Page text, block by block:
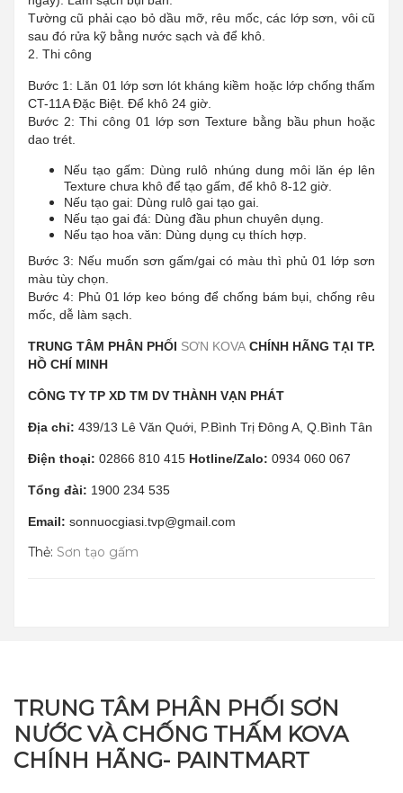
Tường cũ phải cạo bỏ dầu mỡ, rêu mốc, các lớp sơn, vôi cũ
sau đó rửa kỹ bằng nước sạch và để khô.
2. Thi công
Bước 1: Lăn 01 lớp sơn lót kháng kiềm hoặc lớp chống thấm
CT-11A Đặc Biệt. Để khô 24 giờ.
Bước 2: Thi công 01 lớp sơn Texture bằng bầu phun hoặc
dao trét.
Nếu tạo gấm: Dùng rulô nhúng dung môi lăn ép lên
Texture chưa khô để tạo gấm, để khô 8-12 giờ.
Nếu tạo gai: Dùng rulô gai tạo gai.
Nếu tạo gai đá: Dùng đầu phun chuyên dụng.
Nếu tạo hoa văn: Dùng dụng cụ thích hợp.
Bước 3: Nếu muốn sơn gấm/gai có màu thì phủ 01 lớp sơn
màu tùy chọn.
Bước 4: Phủ 01 lớp keo bóng để chống bám bụi, chống rêu
mốc, dễ làm sạch.
TRUNG TÂM PHÂN PHỐI SƠN KOVA CHÍNH HÃNG TẠI TP.
HỒ CHÍ MINH
CÔNG TY TP XD TM DV THÀNH VẠN PHÁT
Địa chỉ: 439/13 Lê Văn Quới, P.Bình Trị Đông A, Q.Bình Tân
Điện thoại: 02866 810 415 Hotline/Zalo: 0934 060 067
Tổng đài: 1900 234 535
Email: sonnuocgiasi.tvp@gmail.com
Thẻ: Sơn tạo gấm
TRUNG TÂM PHÂN PHỐI SƠN
NƯỚC VÀ CHỐNG THẤM KOVA
CHÍNH HÃNG- PAINTMART